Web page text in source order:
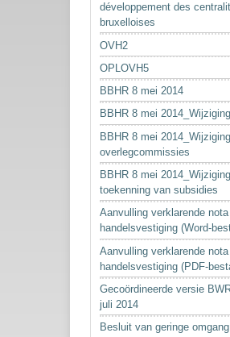
développement des
bruxelloises
OVH2
OPLOVH5
BBHR 8 mei 2014
BBHR 8 mei 2014_Wijziging
BBHR 8 mei 2014_Wijziging
overlegcommissies
BBHR 8 mei 2014_Wijziging
toekenning van subsidies
Aanvulling verklarende
handelsvestiging (Word-
Aanvulling verklarende
handelsvestiging (PDF-
Gecoördineerde versie
juli 2014
Besluit van geringe omgang